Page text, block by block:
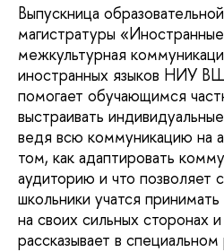
Выпускница
магистратуры
межкультурная
иностранных языков НИУ
помогает обучающимся
выстраивать
ведя всю коммуникацию на
том, как адаптировать
аудиторию и что позволяет
школьники учатся
на своих сильных сторонах
рассказывает в